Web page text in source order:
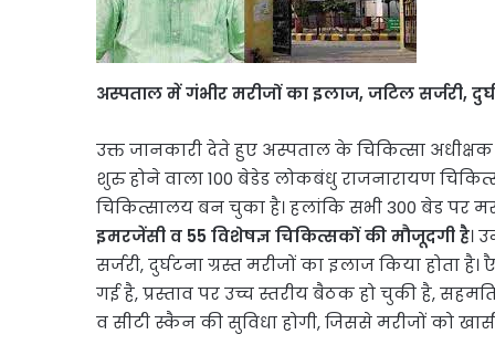
अस्पताल में गंभीर मरीजों का इलाज, जटिल सर्जरी,
उक्त जानकारी देते हुए अस्पताल के चिकित्सा अधीक्षक
शुरु होने वाला 100 बेडेड लोकबंधु राजनारायण
चिकित्सालय बन चुका है। हलांकि सभी 300 बेड पर
इमरजेंसी व 55 विशेषज्ञ चिकित्सकों की मौजूदगी है।
सर्जरी, दुर्घटना ग्रस्त मरीजों का इलाज किया
गई है, प्रस्ताव पर उच्च स्तरीय बैठक हो चुकी है,
व सीटी स्कैन की सुविधा होगी, जिससे मरीजों को